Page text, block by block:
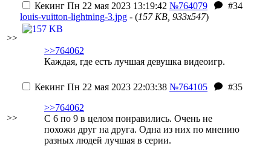
>>
Кекинг Пн 22 мая 2023 13:19:42 №764079
#34
louis-vuitton-lightning-3.jpg - (157 KB, 933x547)
>>764062
Каждая, где есть лучшая девушка видеоигр.
>>
Кекинг Пн 22 мая 2023 22:03:38 №764105
#35
>>764062
С 6 по 9 в целом понравились. Очень не
похожи друг на друга. Одна из них по мнению
разных людей лучшая в серии.